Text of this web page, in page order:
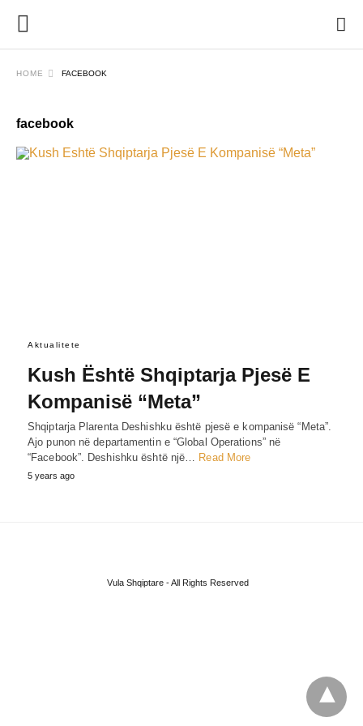
HOME FACEBOOK
facebook
Aktualitete
Kush Është Shqiptarja Pjesë E
Kompanisë “Meta”
Shqiptarja Plarenta Deshishku është pjesë e kompanisë “Meta”.
Ajo punon në departamentin e “Global Operations” në
“Facebook”. Deshishku është një… Read More
5 years ago
Vula Shqiptare - All Rights Reserved